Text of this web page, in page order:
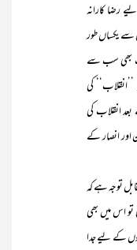
رضا کارانہ
یکساں طور
بھی سب سے
کی
انقلاب کی
اور انصار کے
توجہ ہے کہ
تو اس میں بھی
کے لیے جدا